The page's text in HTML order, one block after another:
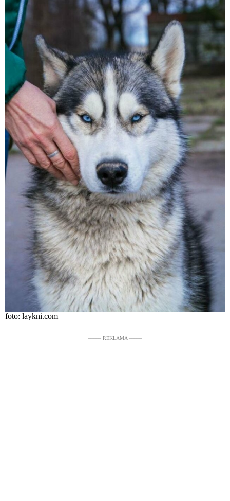
foto: laykni.com
––––– REKLAMA –––––
––––––––––